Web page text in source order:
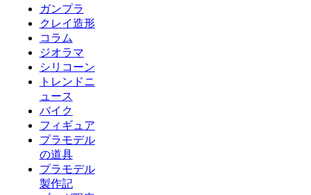
ガンプラ
クレイ造形
コラム
ジオラマ
シリコーン
トレンドニ
ュース
バイク
フィギュア
プラモデル
の道具
プラモデル
製作記